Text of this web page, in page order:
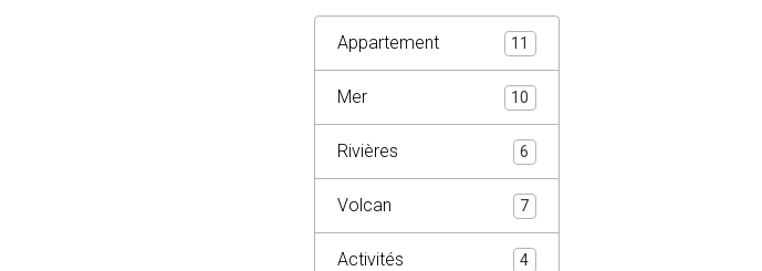
Appartement 11
Mer 10
Rivières 6
Volcan 7
Activités 4